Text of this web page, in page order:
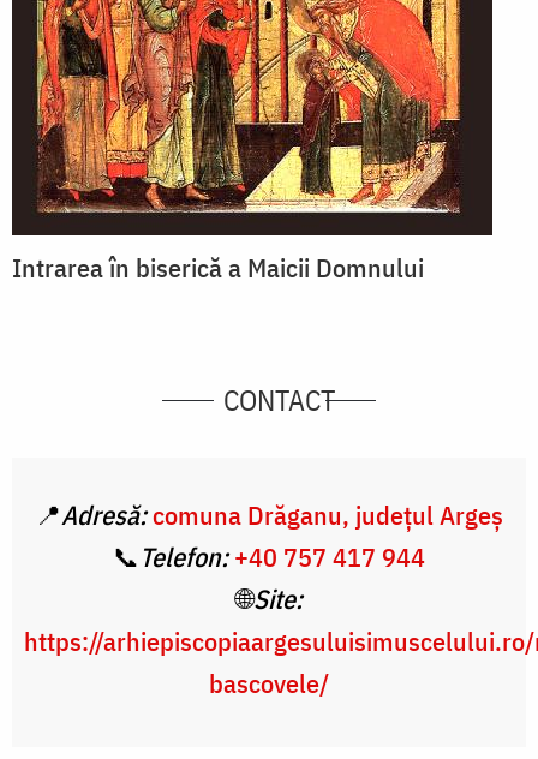
Intrarea în biserică a Maicii Domnului
CONTACT
📍Adresă:comuna Drăganu, județul Argeș
📞 Telefon: +40 757 417 944
🌐Site:
https://
bascovele/